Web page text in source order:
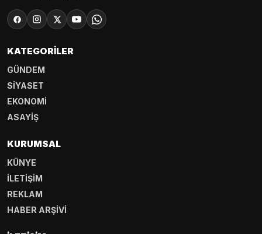
KATEGORILER
GÜNDEM
SİYASET
EKONOMİ
ASAYİŞ
KURUMSAL
KÜNYE
İLETİŞİM
REKLAM
HABER ARŞİVİ